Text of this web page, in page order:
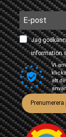
Jag
information
Vi
att